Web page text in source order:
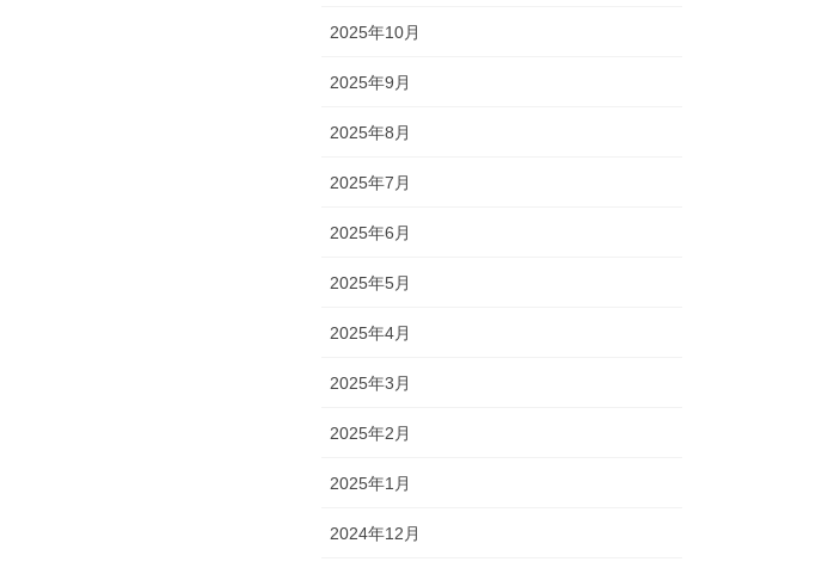
2025年10月
2025年9月
2025年8月
2025年7月
2025年6月
2025年5月
2025年4月
2025年3月
2025年2月
2025年1月
2024年12月